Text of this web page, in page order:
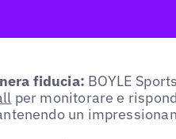
fiducia: BOYLE
per monitorare e
un